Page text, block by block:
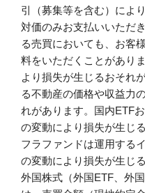
引（募集等を含む）によ
対価のみお支払いいただ
る売買においても、お客
料をいただくことがあり
より損失が生じるおそれ
る不動産の価格や収益力
れがあります。国内ETF
の変動により損失が生じ
フラファンドは運用する
の変動により損失が生じ
外国株式（外国ETF、外